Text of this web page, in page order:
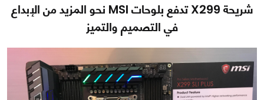
شريحة X299 تدفع بلوحات MSI نحو المزيد من الإبداع
في التصميم والتميز